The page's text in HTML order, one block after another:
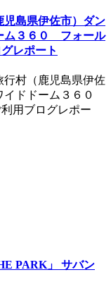
島県伊佐市）ダン
ム３６０ フォール
レポート
村（鹿児島県伊佐
イドドーム３６０
用ブログレポー
PARK」 サバン